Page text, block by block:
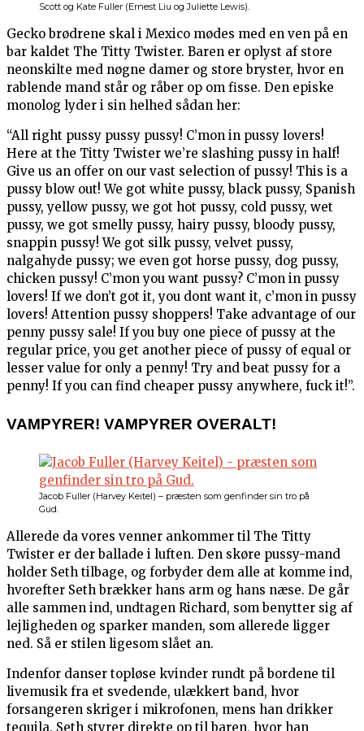
Scott og Kate Fuller (Ernest Liu og Juliette Lewis).
Gecko brødrene skal i Mexico mødes med en ven på en
bar kaldet The Titty Twister. Baren er oplyst af store
neonskilte med nøgne damer og store bryster, hvor en
rablende mand står og råber op om fisse. Den episke
monolog lyder i sin helhed sådan her:
“All right pussy pussy pussy! C’mon in pussy lovers!
Here at the Titty Twister we’re slashing pussy in half!
Give us an offer on our vast selection of pussy! This is a
pussy blow out! We got white pussy, black pussy, Spanish
pussy, yellow pussy, we got hot pussy, cold pussy, wet
pussy, we got smelly pussy, hairy pussy, bloody pussy,
snappin pussy! We got silk pussy, velvet pussy,
nalgahyde pussy; we even got horse pussy, dog pussy,
chicken pussy! C’mon you want pussy? C’mon in pussy
lovers! If we don’t got it, you dont want it, c’mon in pussy
lovers! Attention pussy shoppers! Take advantage of our
penny pussy sale! If you buy one piece of pussy at the
regular price, you get another piece of pussy of equal or
lesser value for only a penny! Try and beat pussy for a
penny! If you can find cheaper pussy anywhere, fuck it!”.
VAMPYRER! VAMPYRER OVERALT!
Jacob Fuller (Harvey Keitel) – præsten som genfinder sin tro på
Gud.
Allerede da vores venner ankommer til The Titty
Twister er der ballade i luften. Den skøre pussy-mand
holder Seth tilbage, og forbyder dem alle at komme ind,
hvorefter Seth brækker hans arm og hans næse. De går
alle sammen ind, undtagen Richard, som benytter sig af
lejligheden og sparker manden, som allerede ligger
ned. Så er stilen ligesom slået an.
Indenfor danser topløse kvinder rundt på bordene til
livemusik fra et svedende, ulækkert band, hvor
forsangeren skriger i mikrofonen, mens han drikker
tequila. Seth styrer direkte op til baren, hvor han